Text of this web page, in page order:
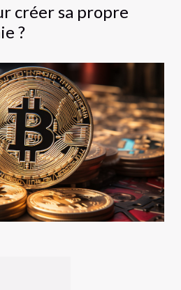
créer sa propre
?